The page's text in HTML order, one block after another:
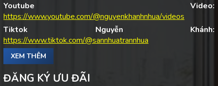
Youtube Video:
https://www.youtube.com/@nguyenkhanhnhua/videos
Tiktok Nguyễn Khánh:
https://www.tiktok.com/@sannhuatrannhua
XEM THÊM
ĐĂNG KÝ ƯU ĐÃI